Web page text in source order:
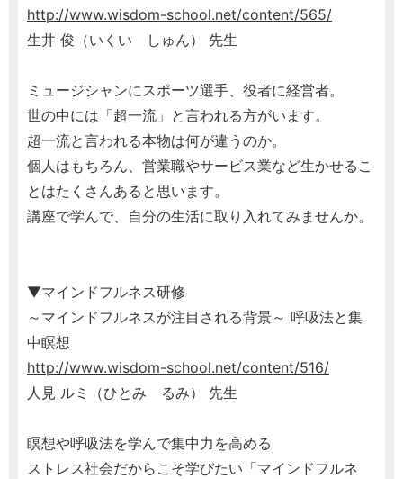
http://www.wisdom-school.net/content/565/
生井 俊（いくい しゅん） 先生
ミュージシャンにスポーツ選手、役者に経営者。
世の中には「超一流」と言われる方がいます。
超一流と言われる本物は何が違うのか。
個人はもちろん、営業職やサービス業など生かせるこ
とはたくさんあると思います。
講座で学んで、自分の生活に取り入れてみませんか。
▼マインドフルネス研修
～マインドフルネスが注目される背景～ 呼吸法と集
中瞑想
http://www.wisdom-school.net/content/516/
人見 ルミ（ひとみ るみ） 先生
瞑想や呼吸法を学んで集中力を高める
ストレス社会だからこそ学びたい「マインドフルネ